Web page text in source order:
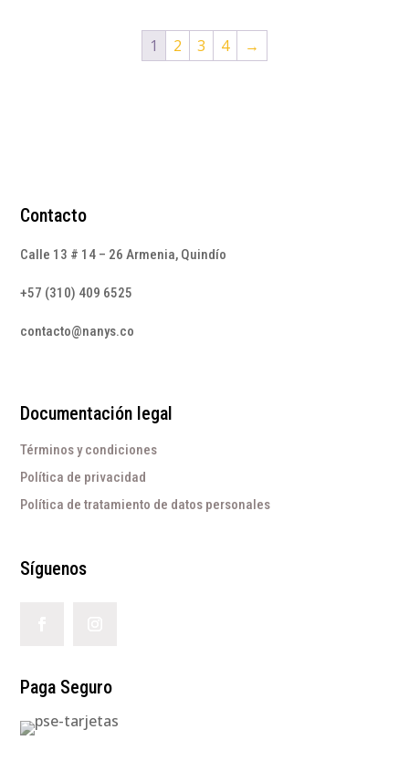
1 2 3 4 →
Contacto
Calle 13 # 14 – 26 Armenia, Quindío
+57 (310) 409 6525
contacto@nanys.co
Documentación legal
Términos y condiciones
Política de privacidad
Política de tratamiento de datos personales
Síguenos
Paga Seguro